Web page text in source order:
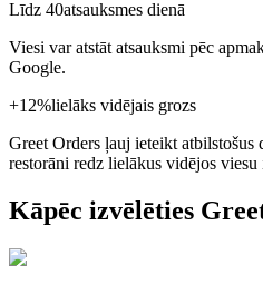
Līdz 40atsauksmes dienā
Viesi var atstāt atsauksmi pēc
Google.
+12%lielāks vidējais grozs
Greet Orders ļauj ieteikt atbilstošus
restorāni redz lielākus vidējos viesu
Kāpēc izvēlēties